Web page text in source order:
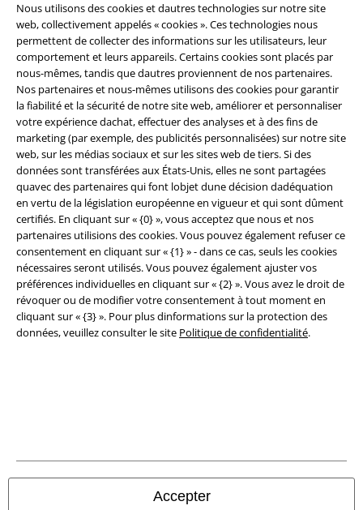
Nous utilisons des cookies et dautres technologies sur notre site
web, collectivement appelés « cookies ». Ces technologies nous
permettent de collecter des informations sur les utilisateurs, leur
comportement et leurs appareils. Certains cookies sont placés par
nous-mêmes, tandis que dautres proviennent de nos partenaires.
Nos partenaires et nous-mêmes utilisons des cookies pour garantir
la fiabilité et la sécurité de notre site web, améliorer et personnaliser
votre expérience dachat, effectuer des analyses et à des fins de
marketing (par exemple, des publicités personnalisées) sur notre site
web, sur les médias sociaux et sur les sites web de tiers. Si des
données sont transférées aux États-Unis, elles ne sont partagées
quavec des partenaires qui font lobjet dune décision dadéquation
en vertu de la législation européenne en vigueur et qui sont dûment
certifiés. En cliquant sur « {0} », vous acceptez que nous et nos
partenaires utilisions des cookies. Vous pouvez également refuser ce
consentement en cliquant sur « {1} » - dans ce cas, seuls les cookies
nécessaires seront utilisés. Vous pouvez également ajuster vos
préférences individuelles en cliquant sur « {2} ». Vous avez le droit de
révoquer ou de modifier votre consentement à tout moment en
cliquant sur « {3} ». Pour plus dinformations sur la protection des
données, veuillez consulter le site Politique de confidentialité.
Accepter
Légal
Conditions générales
Éditeur
Clauses de confidentialité
Élimination des déchets et protection de l'environnement
Déclaration de Conformité
© 1986-2026 Large Popmerchandising BV